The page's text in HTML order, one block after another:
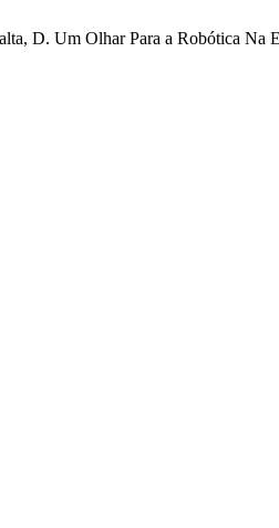
D. Um Olhar Para a Robótica Na